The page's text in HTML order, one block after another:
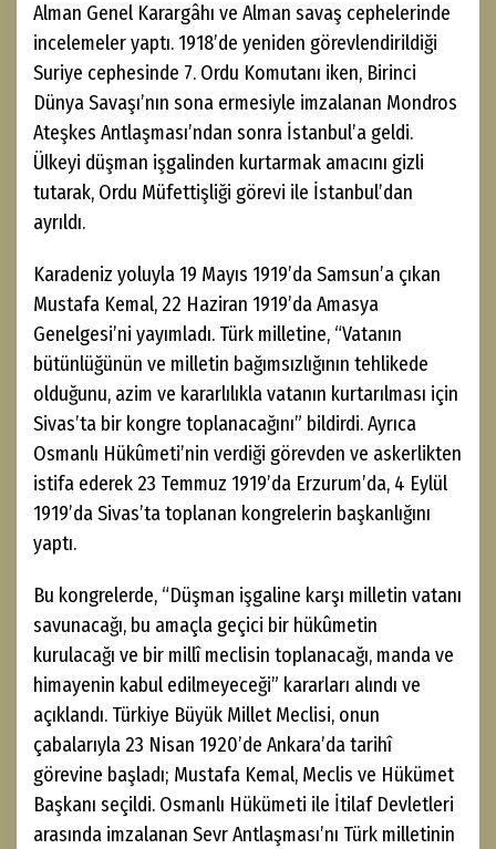
Alman Genel Karargâhı ve Alman savaş cephelerinde
incelemeler yaptı. 1918’de yeniden görevlendirildiği
Suriye cephesinde 7. Ordu Komutanı iken, Birinci
Dünya Savaşı’nın sona ermesiyle imzalanan Mondros
Ateşkes Antlaşması’ndan sonra İstanbul’a geldi.
Ülkeyi düşman işgalinden kurtarmak amacını gizli
tutarak, Ordu Müfettişliği görevi ile İstanbul’dan
ayrıldı.
Karadeniz yoluyla 19 Mayıs 1919’da Samsun’a çıkan
Mustafa Kemal, 22 Haziran 1919’da Amasya
Genelgesi’ni yayımladı. Türk milletine, “Vatanın
bütünlüğünün ve milletin bağımsızlığının tehlikede
olduğunu, azim ve kararlılıkla vatanın kurtarılması için
Sivas’ta bir kongre toplanacağını” bildirdi. Ayrıca
Osmanlı Hükûmeti’nin verdiği görevden ve askerlikten
istifa ederek 23 Temmuz 1919’da Erzurum’da, 4 Eylül
1919’da Sivas’ta toplanan kongrelerin başkanlığını
yaptı.
Bu kongrelerde, “Düşman işgaline karşı milletin vatanı
savunacağı, bu amaçla geçici bir hükûmetin
kurulacağı ve bir millî meclisin toplanacağı, manda ve
himayenin kabul edilmeyeceği” kararları alındı ve
açıklandı. Türkiye Büyük Millet Meclisi, onun
çabalarıyla 23 Nisan 1920’de Ankara’da tarihî
görevine başladı; Mustafa Kemal, Meclis ve Hükümet
Başkanı seçildi. Osmanlı Hükümeti ile İtilaf Devletleri
arasında imzalanan Sevr Antlaşması’nı Türk milletinin